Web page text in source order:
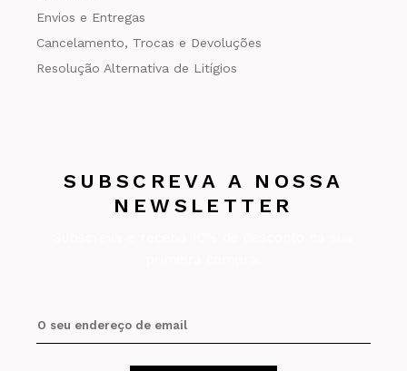
Envios e Entregas
Cancelamento, Trocas e Devoluções
Resolução Alternativa de Litígios
SUBSCREVA A NOSSA
NEWSLETTER